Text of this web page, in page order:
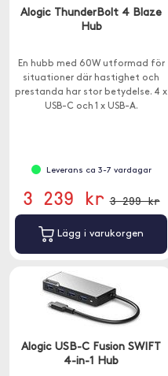
Alogic ThunderBolt 4 Blaze
Hub
En hubb med 60W utformad för
situationer där hastighet och
prestanda har stor betydelse. 4 x
USB-C och 1 x USB-A.
Leverans ca 3-7 vardagar
3 239 kr 3 299 kr
Lägg i varukorgen
Alogic USB-C Fusion SWIFT
4-in-1 Hub